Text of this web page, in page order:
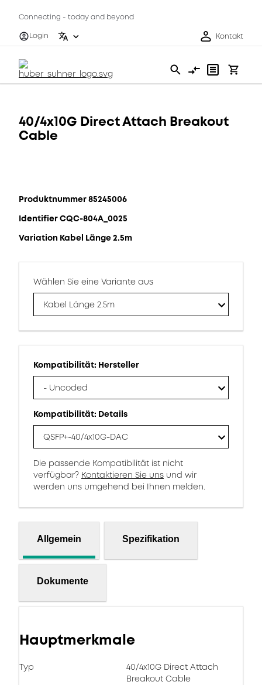
Connecting - today and beyond
Login
Kontakt
40/4x10G Direct Attach Breakout
Cable
Produktnummer 85245006
Identifier CQC-804A_0025
Variation Kabel Länge 2.5m
Wählen Sie eine Variante aus
Kabel Länge 2.5m
Kompatibilität: Hersteller
- Uncoded
Kompatibilität: Details
QSFP+-40/4x10G-DAC
Die passende Kompatibilität ist nicht
verfügbar? Kontaktieren Sie uns und wir
werden uns umgehend bei Ihnen melden.
Allgemein Spezifikation
Dokumente
Hauptmerkmale
Typ
40/4x10G Direct Attach
Breakout Cable